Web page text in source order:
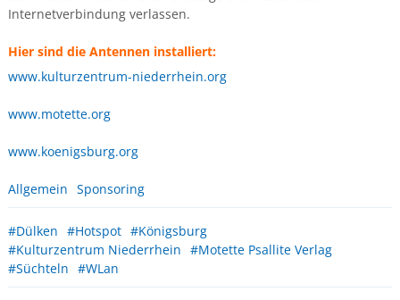
Internetverbindung verlassen.
Hier sind die Antennen installiert:
www.kulturzentrum-niederrhein.org
www.motette.org
www.koenigsburg.org
Allgemein Sponsoring
#Dülken #Hotspot #Königsburg
#Kulturzentrum Niederrhein #Motette Psallite Verlag
#Süchteln #WLan